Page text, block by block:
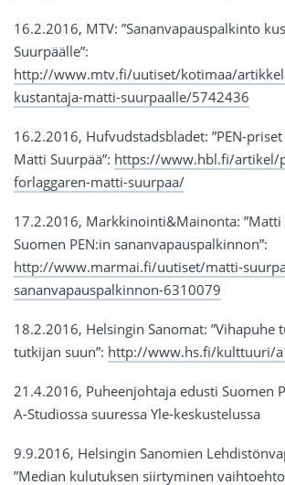
16.2.2016, MTV: ”Sananvapauspalkinto
Suurpäälle”:
http://www.mtv.fi/uutiset/kotimaa/
kustantaja-matti-suurpaalle/5742436
16.2.2016, Hufvudstadsbladet‎: ”PEN-
Matti Suurpää”: https://www.hbl.fi/artikel/
forlaggaren-matti-suurpaa/
17.2.2016, Markkinointi&Mainonta: ”Matti
Suomen PEN:in sananvapauspalkinnon”:
http://www.marmai.fi/uutiset/matti-
sananvapauspalkinnon-6310079
18.2.2016, Helsingin Sanomat: ”Vihapuhe
tutkijan suun”: http://www.hs.fi/kulttuuri/
21.4.2016, Puheenjohtaja edusti Suomen
A-Studiossa suuressa Yle-keskustelussa
9.9.2016, Helsingin Sanomien
”Median kulutuksen siirtyminen